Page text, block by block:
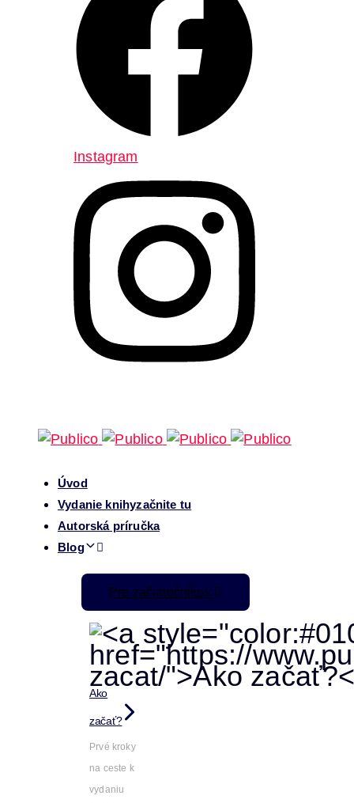
Instagram
Úvod
Vydanie knihyzačnite tu
Autorská príručka
Blog
Pre začiatočníkov
Ako
začať?
Prvé kroky
na ceste k
vydaniu